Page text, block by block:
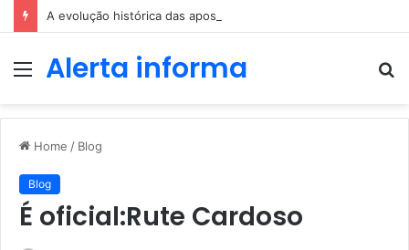
A evolução histórica das apostas ao longo dos séculos
MenuAlerta informa
Home / Blog
Blog
É oficial:Rute Cardoso